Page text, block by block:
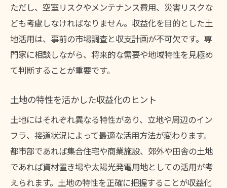
ただし、空室リスクやメンテナンス費用、災害リスクな
ども考慮しなければなりません。収益化を目的とした土
地活用は、事前の市場調査と収支計画が不可欠です。専
門家に相談しながら、将来的な需要や地域特性を見極め
て判断することが重要です。
土地の特性を活かした収益化のヒント
土地にはそれぞれ異なる特性があり、立地や周辺のイン
フラ、接道状況によって最適な活用方法が変わります。
都市部であれば集合住宅や商業施設、郊外や田舎の土地
であれば資材置き場や太陽光発電用地としての活用が考
えられます。土地の特性を正確に把握することが収益化